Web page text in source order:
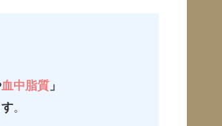
血中脂質 」
。